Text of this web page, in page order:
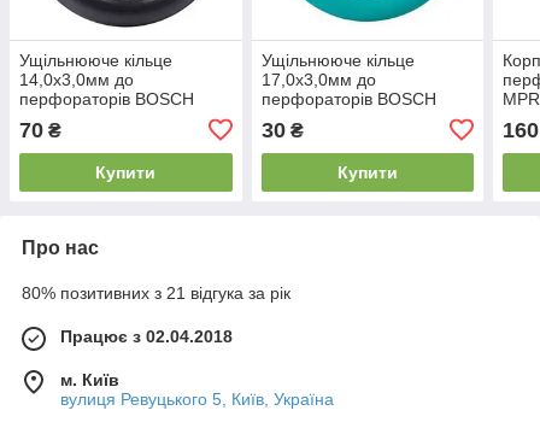
Ущільнююче кільце
14,0x3,0мм до
перфораторів BOSCH
70 ₴
Купити
Ущільнююче кільце
17,0x3,0мм до
перфораторів BOSCH
30₴
Купити
160
Про нас
80% позитивних з 21 відгука за рік
Працює з 02.04.2018
м. Київ
вулиця Ревуцького 5, Київ, Україна